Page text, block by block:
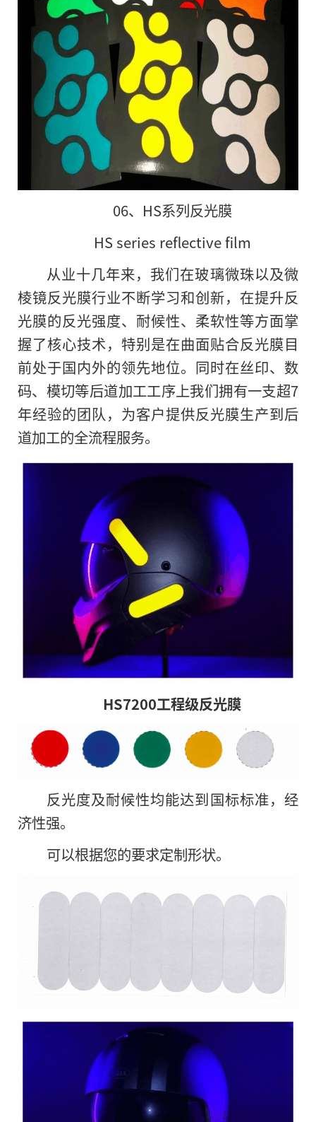
06、HS系列反光膜
HS series reflective film
从业十几年来，我们在玻璃微珠以及微
棱镜反光膜行业不断学习和创新，在提升反
光膜的反光强度、耐候性、柔软性等方面掌
握了核心技术，特别是在曲面贴合反光膜目
前处于国内外的领先地位。同时在丝印、数
码、模切等后道加工工序上我们拥有一支超7
年经验的团队，为客户提供反光膜生产到后
道加工的全流程服务。
HS7200工程级反光膜
反光度及耐候性均能达到国标标准，经
济性强。
可以根据您的要求定制形状。